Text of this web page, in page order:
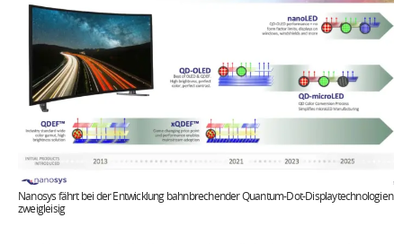
Nanosys fährt bei der Entwicklung bahnbrechender Quantum-Dot-Displaytechnologien
zweigleisig